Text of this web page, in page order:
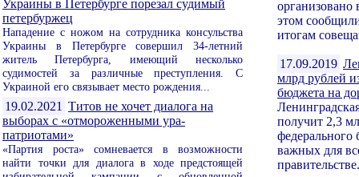
Украины в Петербурге порезал судимый
петербуржец
Нападение с ножом на сотрудника консульства
Украины в Петербурге совершил 34-летний
житель Петербурга, имеющий несколько
судимостей за различные преступления. С
Украиной его связывает место рождения...
19.02.2021 Титов не хочет диалога на
выборах с «отмороженными ура-
патриотами»
«Партия роста» сомневается в возможности
найти точки для диалога в ходе предстоящей
этом
итогам
17.09.2019
млрд рублей
бюджета на
получит 2,3
важных для